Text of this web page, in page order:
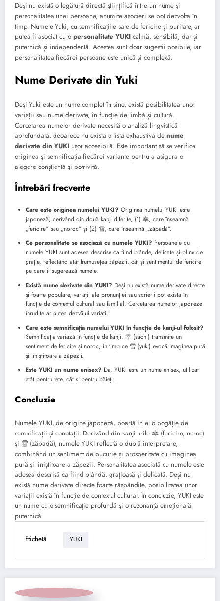
Deși nu există o legătură directă științifică între un nume și
personalitatea unei persoane, anumite asocieri se pot dezvolta în
timp. Numele Yuki, cu semnificațiile sale de fericire și puritate, ar
putea fi asociat cu o personalitate YUKI calmă, sensibilă, dar și
puternică și independentă. Acestea sunt doar sugestii posibile, iar
personalitatea fiecărei persoane este unică și complexă.
Nume Derivate din Yuki
Deși Yuki este un nume complet în sine, există posibilitatea unor
variații sau nume derivate, în funcție de limbă și cultură.
Cercetarea numelor derivate necesită o analiză lingvistică
aprofundată, deoarece nu există o listă exhaustivă de nume
derivate din YUKI ușor accesibilă. Este important să se verifice
originea și semnificația fiecărei variante pentru a asigura o
alegere conștientă și potrivită.
Întrebări frecvente
Care este originea numelui YUKI? Originea numelui YUKI este
japoneză, derivând din două kanji diferite, (1) 幸, care înseamnă
„fericire” sau „noroc” și (2) 雪, care înseamnă „zăpadă”.
Ce personalitate se asociază cu numele YUKI? Persoanele cu
numele YUKI sunt adesea descrise ca fiind blânde, delicate și pline de
grație, reflectând atât frumusețea zăpezii, cât și sentimentul de fericire
pe care îl sugerează numele.
Există nume derivate din YUKI? Deși nu există nume derivate directe
și foarte populare, variații ale pronunției sau scrierii pot exista în
funcție de contextul cultural sau familial. Cercetarea numelor japoneze
înrudite ar putea dezvălui variații.
Care este semnificația numelui YUKI în funcție de kanji-ul folosit?
Semnificația variază în funcție de kanji. 幸 (sachi) transmite un
sentiment de fericire și noroc, în timp ce 雪 (yuki) evocă imaginea pură
și liniștitoare a zăpezii.
Este YUKI un nume unisex? Da, YUKI este un nume unisex, utilizat
atât pentru fete, cât și pentru băieți.
Concluzie
Numele YUKI, de origine japoneză, poartă în el o bogăție de
semnificații și conotații. Derivând din kanji-urile 幸 (fericire, noroc)
și 雪 (zăpadă), numele YUKI reflectă o dublă interpretare,
combinând un sentiment de bucurie și prosperitate cu imaginea
pură și liniștitoare a zăpezii. Personalitatea asociată cu numele este
adesea descrisă ca fiind blândă, grațioasă și delicată. Deși nu
există nume derivate directe foarte răspândite, posibilitatea unor
variații există în funcție de contextul cultural. În concluzie, YUKI este
un nume cu o semnificație profundă și o rezonanță emoțională
puternică.
Etichetă YUKI